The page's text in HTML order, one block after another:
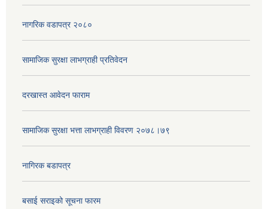
नागरिक वडापत्र २०८०
सामाजिक सुरक्षा लाभग्राही प्रतिवेदन
दरखास्त आवेदन फाराम
सामाजिक सुरक्षा भत्ता लाभग्राही विवरण २०७८।७९
नागिरक बडापत्र
बसाई सराइको सूचना फारम